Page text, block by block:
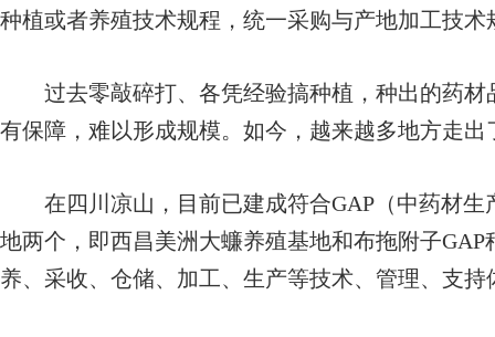
种植或者养殖技术规程，统一采购与产地加工技
过去零敲碎打、各凭经验搞种植，种出的药材
有保障，难以形成规模。如今，越来越多地方走
在四川凉山，目前已建成符合GAP（中药材生
地两个，即西昌美洲大蠊养殖基地和布拖附子
养、采收、仓储、加工、生产等技术、管理、支持